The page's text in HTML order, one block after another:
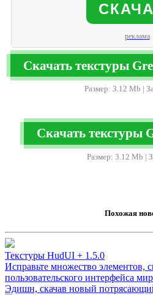
реклама
Скачать текстуры
Размер: 3.12 Mb |
Скачать текстуры
Размер: 3.12 Mb |
Похожая
Текстуры HudUI + 1.5.0
Исправьте множество элементов,
пользовательского интерфейса
Эдишн, скачав новый